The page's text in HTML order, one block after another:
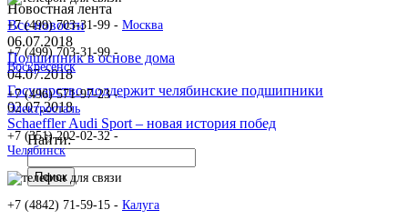
Новостная лента
Все новости
06.07.2018
Подшипник в основе дома
04.07.2018
Государство поддержит челябинские подшипники
02.07.2018
Schaeffler Audi Sport – новая история побед
Найти:
+7 (499) 703-31-99 - Москва
+7 (499) 703-31-99 -
Воскресенск
+7 (496) 571-97-23 -
Электросталь
+7 (351) 202-02-32 -
Челябинск
+7 (4842) 71-59-15 - Калуга